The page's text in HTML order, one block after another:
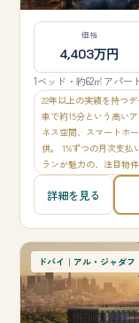
価格
4,403万円
1ベッド・約62㎡アパー
22年以上の実績を持つ
車で約15分という高い
ネス空間、スマートホ
供。 1%ずつの月次支払
ランが魅力の、注目物件
詳細を見る
ドバイ｜アル・ジャダフ